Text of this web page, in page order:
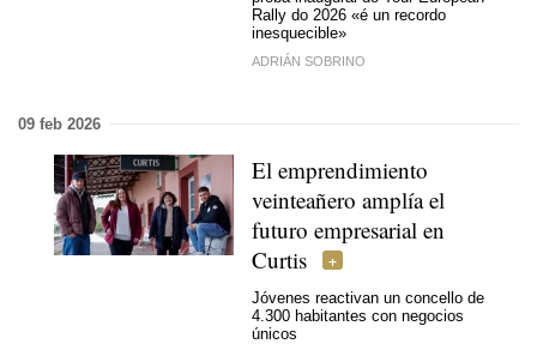
Rally do 2026 «é un recordo
inesquecible»
ADRIÁN SOBRINO
09 feb 2026
El emprendimiento
veinteañero amplía el
futuro empresarial en
Curtis
Jóvenes reactivan un concello de
4.300 habitantes con negocios
únicos